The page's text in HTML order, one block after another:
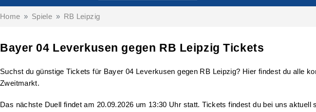
Bayer 04 Leverkusen gegen RB Leipzig Tickets
Home Spiele RB Leipzig
Suchst du günstige Tickets für Bayer 04 Leverkusen gegen RB Leipzig? Hier findest du alle
Zweitmarkt.
Das nächste Duell findet am 20.09.2026 um 13:30 Uhr statt. Tickets findest du bei uns aktuell